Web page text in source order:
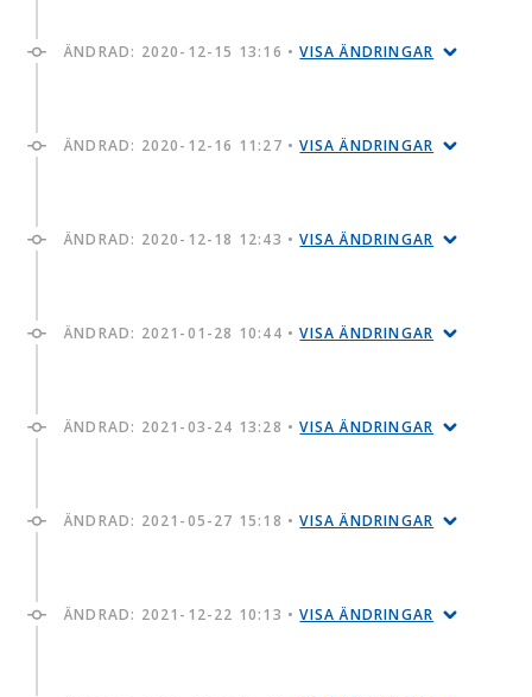
ÄNDRAD: 2020-12-15 13:16 •VISA ÄNDRINGAR
ÄNDRAD: 2020-12-16 11:27 •VISA ÄNDRINGAR
ÄNDRAD: 2020-12-18 12:43 •VISA ÄNDRINGAR
ÄNDRAD: 2021-01-28 10:44 •VISA ÄNDRINGAR
ÄNDRAD: 2021-03-24 13:28 •VISA ÄNDRINGAR
ÄNDRAD: 2021-05-27 15:18 •VISA ÄNDRINGAR
ÄNDRAD: 2021-12-22 10:13 •VISA ÄNDRINGAR